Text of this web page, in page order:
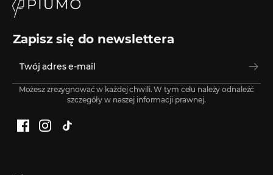
Zapisz się do newslettera
Możesz zrezygnować w każdej chwili. W tym celu należy odnaleźć
szczegóły w naszej informacji prawnej.
Facebook
Instagram
TikTok